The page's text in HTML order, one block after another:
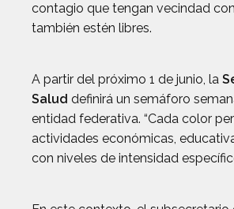
contagio que tengan vecindad
también estén libres.
A partir del próximo 1 de junio, la
Salud definirá un semáforo
entidad federativa. “Cada color
actividades económicas,
con niveles de intensidad